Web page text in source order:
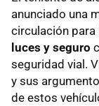
anunciado una
circulación para
luces y seguro
seguridad vial.
y sus
de estos